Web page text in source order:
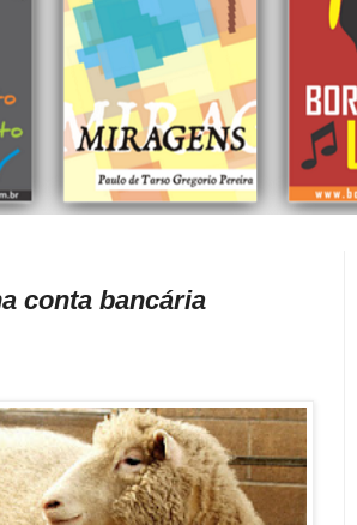
conta bancária